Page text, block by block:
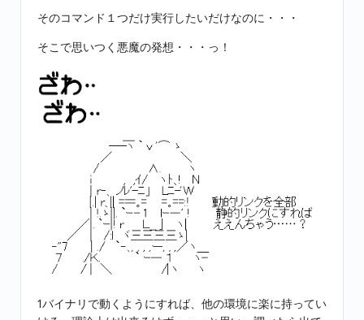
そのコマンド１つだけ実行したいだけなのに・・・
そこで思いつく悪魔の発想・・・っ！
1バイナリで動くようにすれば、他の環境に楽に持ってい